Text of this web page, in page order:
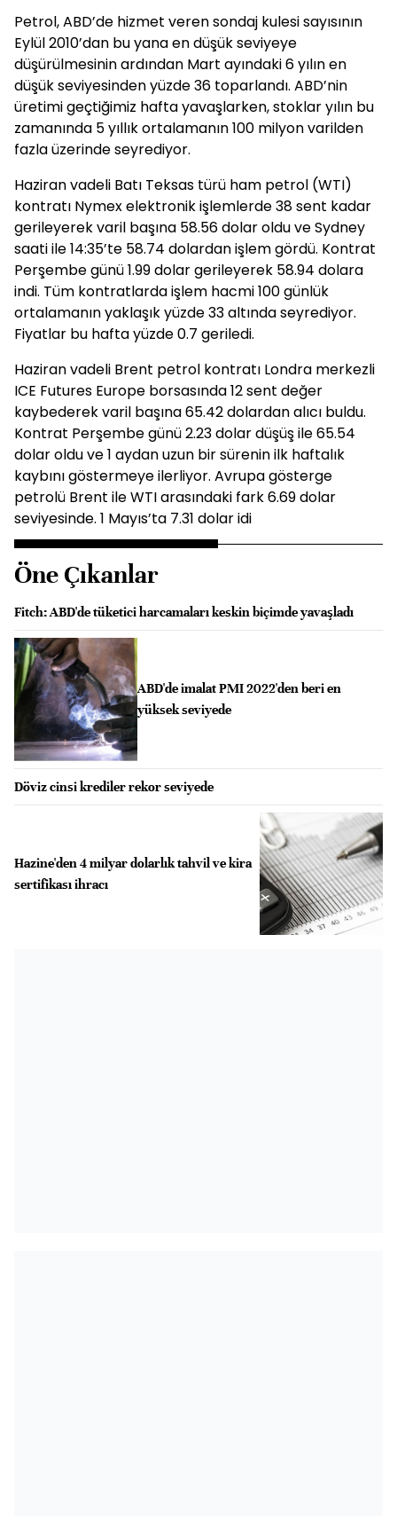
Petrol, ABD’de hizmet veren sondaj kulesi sayısının
Eylül 2010’dan bu yana en düşük seviyeye
düşürülmesinin ardından Mart ayındaki 6 yılın en
düşük seviyesinden yüzde 36 toparlandı. ABD’nin
üretimi geçtiğimiz hafta yavaşlarken, stoklar yılın bu
zamanında 5 yıllık ortalamanın 100 milyon varilden
fazla üzerinde seyrediyor.
Haziran vadeli Batı Teksas türü ham petrol (WTI)
kontratı Nymex elektronik işlemlerde 38 sent kadar
gerileyerek varil başına 58.56 dolar oldu ve Sydney
saati ile 14:35’te 58.74 dolardan işlem gördü. Kontrat
Perşembe günü 1.99 dolar gerileyerek 58.94 dolara
indi. Tüm kontratlarda işlem hacmi 100 günlük
ortalamanın yaklaşık yüzde 33 altında seyrediyor.
Fiyatlar bu hafta yüzde 0.7 geriledi.
Haziran vadeli Brent petrol kontratı Londra merkezli
ICE Futures Europe borsasında 12 sent değer
kaybederek varil başına 65.42 dolardan alıcı buldu.
Kontrat Perşembe günü 2.23 dolar düşüş ile 65.54
dolar oldu ve 1 aydan uzun bir sürenin ilk haftalık
kaybını göstermeye ilerliyor. Avrupa gösterge
petrolü Brent ile WTI arasındaki fark 6.69 dolar
seviyesinde. 1 Mayıs’ta 7.31 dolar idi
Öne Çıkanlar
Fitch: ABD'de tüketici harcamaları keskin biçimde yavaşladı
ABD'de imalat PMI 2022'den beri en
yüksek seviyede
Döviz cinsi krediler rekor seviyede
Hazine'den 4 milyar dolarlık tahvil ve kira
sertifikası ihracı